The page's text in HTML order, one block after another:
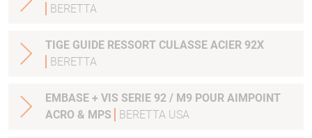
BERETTA
TIGE GUIDE RESSORT CULASSE ACIER 92X
BERETTA
EMBASE + VIS SERIE 92 / M9 POUR AIMPOINT
ACRO & MPS
BERETTA USA